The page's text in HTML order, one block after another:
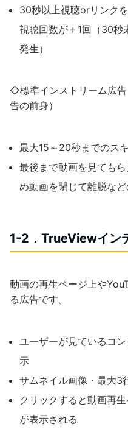
30秒以上視聴orリンク
視聴回数が＋1回（30秒
発生）
◇標準インストリーム広
告の前身）
最大15～20秒までのス
最後まで動画を見ても
め動画を閉じて離脱な
1-2．TrueViewイン
動画の再生ページ上や
る広告です。
ユーザーが見ているコ
示
サムネイル画像・最大3
クリックすると動画再
が表示される